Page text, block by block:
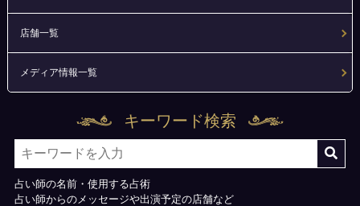
店舗一覧
メディア情報一覧
キーワード検索
占い師の名前・使用する占術
占い師からのメッセージや出演予定の店舗など